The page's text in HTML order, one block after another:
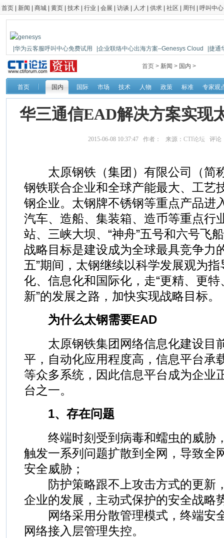
首页 新闻 商城 黄页 技术 行业 会展 访谈 人才 供求 社区 周刊 呼叫中心
|华为云客服呼叫中心免费试用 |企业联络中心出海方案–Genesys Cloud
|捷通
|鼎信通达新一代语音网关DAG1000-4S
首页 > 新闻 > 国内 >
首页 国内 国际 市场 技术 人物 政策 标准 专家观
华三通信EAD解决方案实现
2015-06-08 10:37:47 作者： 来源： CTI论坛 评论
太原钢铁（集团）有限公司（简
钢铁联合企业和全球产能最大、工艺
钢企业。太钢牌不锈钢等重点产品进
汽车、造船、集装箱、造币等重点行
站、三峡大坝、“神舟”五号和六号飞
战略目标是建设成为全球最具竞争力
五”期间，太钢继续以科学发展观为
化、信息化和国际化，走“更精、更
新”的发展之路，加快实现战略目标。
为什么太钢需要EAD
太原钢铁集团网络信息化建设目
平，自动化应用程度高，信息平台承
等众多系统，因此信息平台成为企业
台之一。
1、存在问题
终端时刻受到病毒和蠕虫的威胁
触发一系列问题扩散到全网，导致全
安全威胁；
防护策略跟不上攻击方式的更新
企业的发展，主动式保护的安全战略
网络采用分散管理模式，终端安
网络接入层管理失控。